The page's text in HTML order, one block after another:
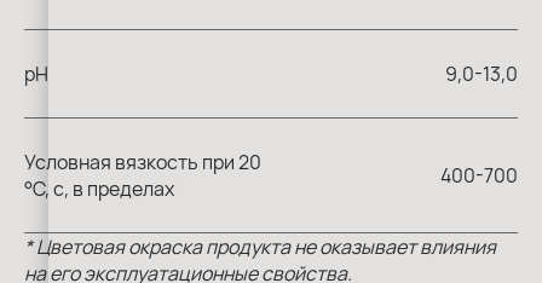
pH 9,0-13,0
Условная вязкость при 20
°C, с, в пределах
400-700
* Цветовая окраска продукта не оказывает влияния
на его эксплуатационные свойства.